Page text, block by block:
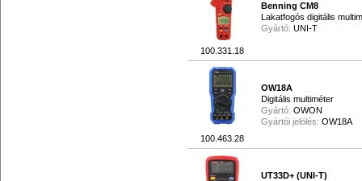
100.331.18
Benning CM8
Lakatfogós digitális
Gyártó: UNI-T
100.463.28
OW18A
Digitális multiméter
Gyártó: OWON
Gyártói jelölés: OW18A
UT33D+ (UNI-T)